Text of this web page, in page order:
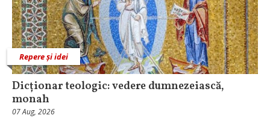
Repere și idei
Dicționar teologic: vedere dumnezeiască,
monah
07 Aug, 2026